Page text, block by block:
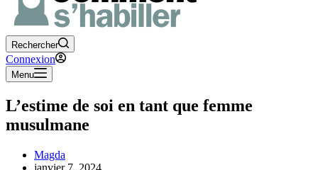
Rechercher
Connexion
Menu
L’estime de soi en tant que femme
musulmane
Magda
janvier 7, 2024